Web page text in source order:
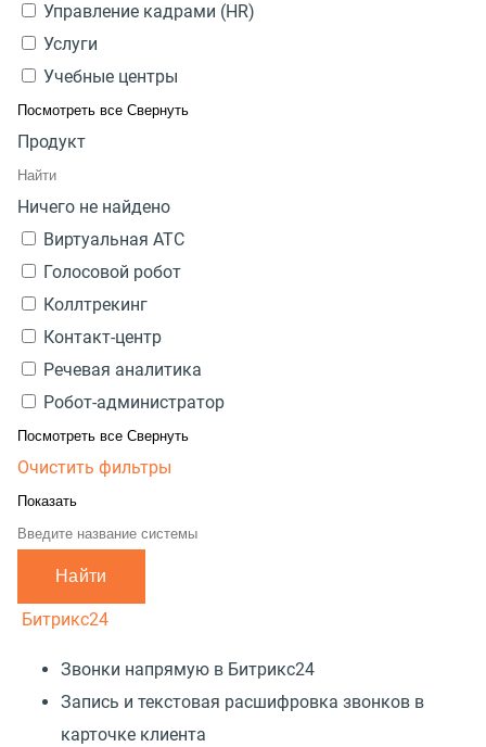
Управление кадрами (HR)
Услуги
Учебные центры
Посмотреть все Свернуть
Продукт
Ничего не найдено
Виртуальная АТС
Голосовой робот
Коллтрекинг
Контакт-центр
Речевая аналитика
Робот-администратор
Посмотреть все Свернуть
Очистить фильтры
Показать
Найти
Битрикс24
Звонки напрямую в Битрикс24
Запись и текстовая расшифровка звонков в
карточке клиента